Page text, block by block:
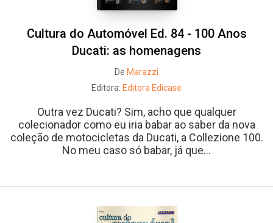
Cultura do Automóvel Ed. 84 - 100 Anos
Ducati: as homenagens
De Marazzi
Editora: Editora Edicase
Outra vez Ducati? Sim, acho que qualquer
colecionador como eu iria babar ao saber da nova
coleção de motocicletas da Ducati, a Collezione 100.
No meu caso só babar, já que...